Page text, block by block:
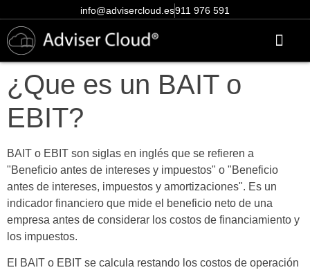
info@advisercloud.es911 976 591
¿Que es un BAIT o
EBIT?
BAIT o EBIT son siglas en inglés que se refieren a
"Beneficio antes de intereses y impuestos" o "Beneficio
antes de intereses, impuestos y amortizaciones". Es un
indicador financiero que mide el beneficio neto de una
empresa antes de considerar los costos de financiamiento y
los impuestos.
El BAIT o EBIT se calcula restando los costos de operación